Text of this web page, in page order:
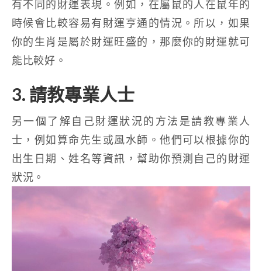
有不同的財運表現。例如，在屬鼠的人在鼠年的
時候會比較容易有財運亨通的情況。所以，如果
你的生肖是屬於財運旺盛的，那麼你的財運就可
能比較好。
3. 請教專業人士
另一個了解自己財運狀況的方法是請教專業人
士，例如算命先生或風水師。他們可以根據你的
出生日期、姓名等資訊，幫助你預測自己的財運
狀況。